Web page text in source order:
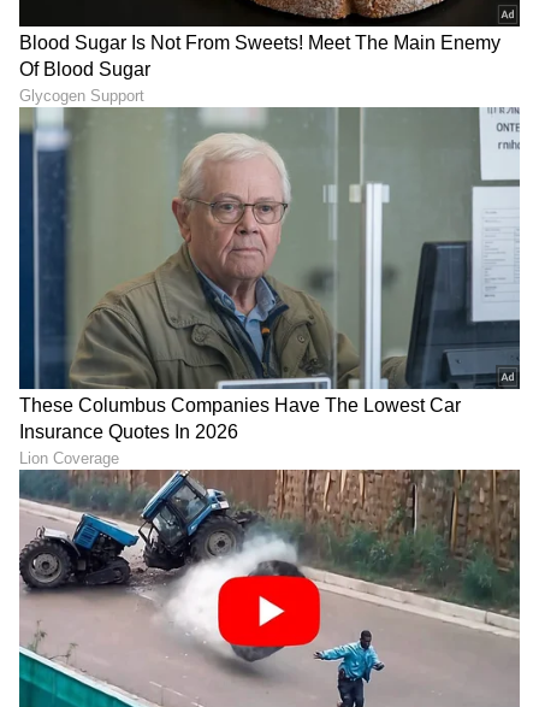
ಶಿಲ್ಪಾ ಶೆಟ್ಟಿಗೆ ಫೆಂಗ್ ಶೂಯಿಯಲ್ಲಿ ನಂಬಿಕೆ. ಅವರು ಫೆಂಗ್
ಶೂಯಿ ಪ್ರಕಾರ ತಮ್ಮ ಮನೆಯನ್ನು ನವೀಕರಿಸಿದ್ದಾರೆ. ಇದನ್ನು
ನನ್ನ ತಾಯಿಯ ಮಾರ್ಗದರ್ಶನದಲ್ಲಿ ಮಾಡಲಾಗಿದೆ ಎಂದು
ನಟಿ ಹೇಳಿದ್ದರು. ಇದಲ್ಲದೇ ಶಿಲ್ಪಾ ಮೊದಲೇ ವಿಷಯಗಳ ಬಗ್ಗೆ
ಮಾತನಾಡುವುದನ್ನು ತಪ್ಪಿಸುತ್ತಾರೆ. ಅಂತಹ ಪರಿಸ್ಥಿತಿಯಲ್ಲಿ
ಯಾರಾದರೂ ಕೆಟ್ಟ ಕಣ್ಣು ಹಾಕಬಹುದು ಎಂದು ಅವರು